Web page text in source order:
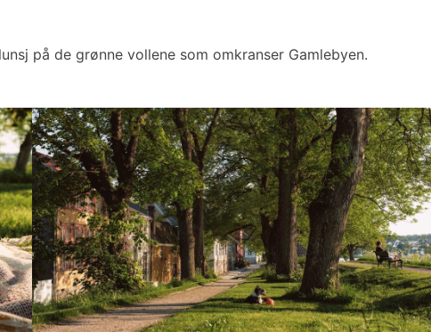
på de grønne vollene som omkranser Gamlebyen.